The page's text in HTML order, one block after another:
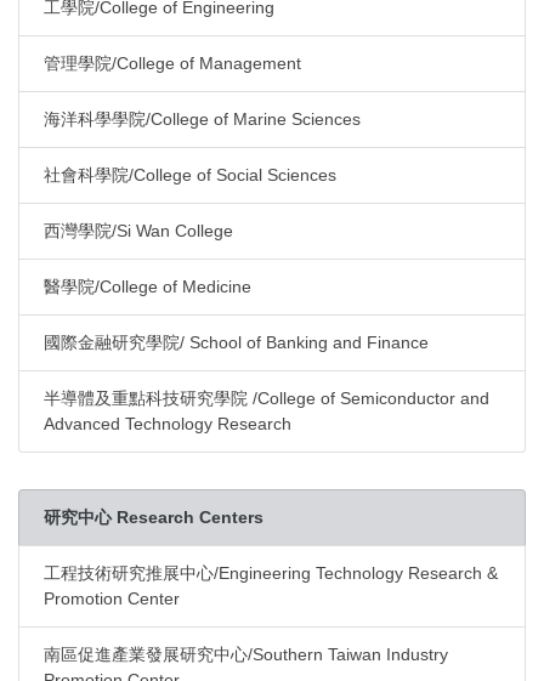
工學院/College of Engineering
管理學院/College of Management
海洋科學學院/College of Marine Sciences
社會科學院/College of Social Sciences
西灣學院/Si Wan College
醫學院/College of Medicine
國際金融研究學院/ School of Banking and Finance
半導體及重點科技研究學院 /College of Semiconductor and
Advanced Technology Research
研究中心 Research Centers
工程技術研究推展中心/Engineering Technology Research &
Promotion Center
南區促進產業發展研究中心/Southern Taiwan Industry